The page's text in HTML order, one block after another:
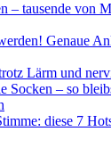
– tausende von
Genaue
Lärm und
Socken – so
diese 7